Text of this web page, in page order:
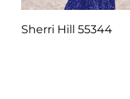
Sherri Hill 55344